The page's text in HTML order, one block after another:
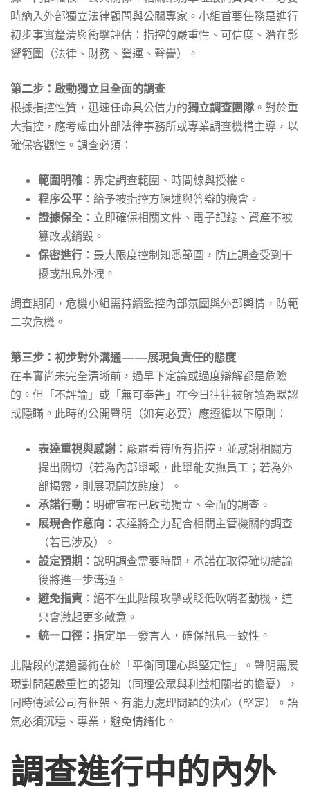
時納入外部獨立法律顧問與公關專家。小組首要任務是進行
初步事實釐清與衝擊評估：指控的嚴重性、可信度、潛在影
響範圍（法律、財務、營運、聲譽）。
第二步：啟動獨立且全面的調查
根據指控性質，迅速任命具公信力的獨立調查團隊。對於重
大指控，應考慮由外部法律事務所或專業調查機構主導，以
確保客觀性。調查必須：
範圍明確 ：界定調查範圍、時間線與授權。
程序公平 ：給予被指控方陳述與答辯的機會。
證據保全 ：立即確保相關文件、電子記錄、資產不被
篡改或銷毀。
保密進行 ：最大限度控制知悉範圍，防止調查受到干
擾或訊息外洩。
調查期間，危機小組需持續監控內部氛圍與外部輿情，防範
二次危機。
第三步：初步對外溝通——展現負責任的態度
在事實尚未完全清晰前，過早下定論或過度辯解都是危險
的。但「不評論」或「無可奉告」在今日往往被解讀為默認
或隱瞞。此時的公開聲明（如有必要）應遵循以下原則：
表達重視與感謝 ：嚴肅看待所有指控，並感謝相關方
提出關切（若為內部舉報，此舉能安撫員工；若為外
部揭露，則展現開放態度）。
承諾行動 ：明確宣布已啟動獨立、全面的調查。
展現合作意向 ：表達將全力配合相關主管機關的調查
（若已涉及）。
設定預期 ：說明調查需要時間，承諾在取得確切結論
後將進一步溝通。
避免指責 ：絕不在此階段攻擊或貶低吹哨者動機，這
只會激起更多敵意。
統一口徑 ：指定單一發言人，確保訊息一致性。
此階段的溝通藝術在於「平衡同理心與堅定性」。聲明需展
現對問題嚴重性的認知（同理公眾與利益相關者的擔憂），
同時傳遞公司有框架、有能力處理問題的決心（堅定）。語
氣必須沉穩、專業，避免情緒化。
調查進行中的內外